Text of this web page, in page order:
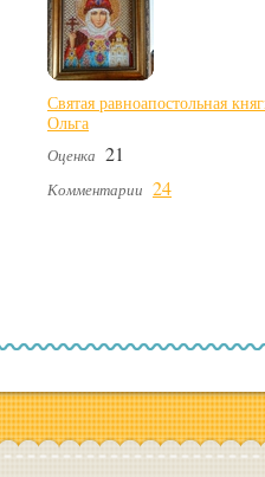
Святая равноапостольная
Ольга
Оценка 21
Комментарии 24